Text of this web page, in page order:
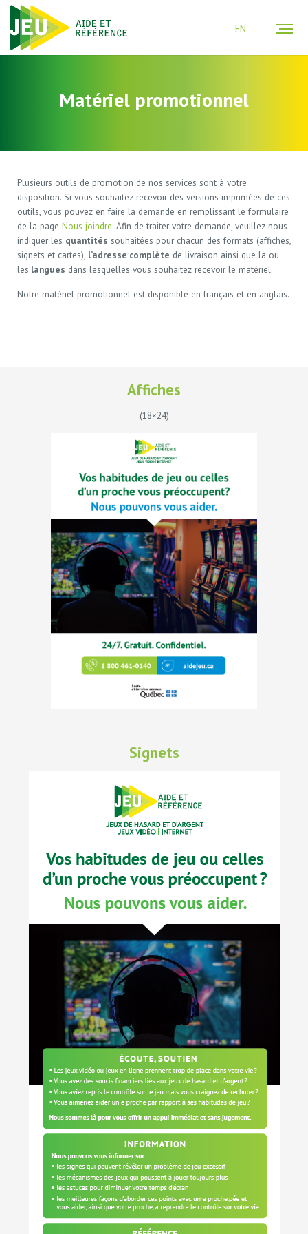
EN
Matériel promotionnel
Plusieurs outils de promotion de nos services sont à votre
disposition. Si vous souhaitez recevoir des versions imprimées de ces
outils, vous pouvez en faire la demande en remplissant le formulaire
de la page Nous joindre. Afin de traiter votre demande, veuillez nous
indiquer les quantités souhaitées pour chacun des formats (affiches,
signets et cartes), l’adresse complète de livraison ainsi que la ou
les langues dans lesquelles vous souhaitez recevoir le matériel.
Notre matériel promotionnel est disponible en français et en anglais.
Affiches
(18×24)
Signets